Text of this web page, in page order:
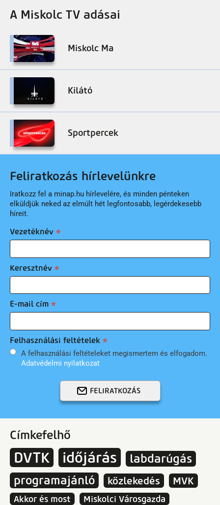
A Miskolc TV adásai
Miskolc Ma
Kilátó
Sportpercek
Feliratkozás hírlevelünkre
Iratkozz fel a minap.hu hírlevelére, és minden pénteken
elküldjük neked az elmúlt hét legfontosabb, legérdekesebb
híreit.
Vezetéknév
Keresztnév
E-mail cím
Felhasználási feltételek
A felhasználási feltételeket megismertem és elfogadom.
Adatvédelmi nyilatkozat
FELIRATKOZÁS
Címkefelhő
DVTK időjárás
labdarúgás
programajánló
közlekedés MVK
Akkor és most
Miskolci Városgazda